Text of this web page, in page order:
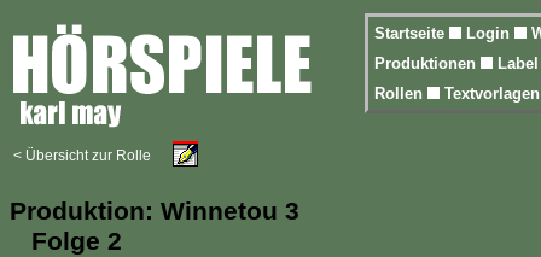
Startseite Login
Produktionen
Rollen
< Übersicht zur Rolle
Produktion: Winnetou 3
Folge 2